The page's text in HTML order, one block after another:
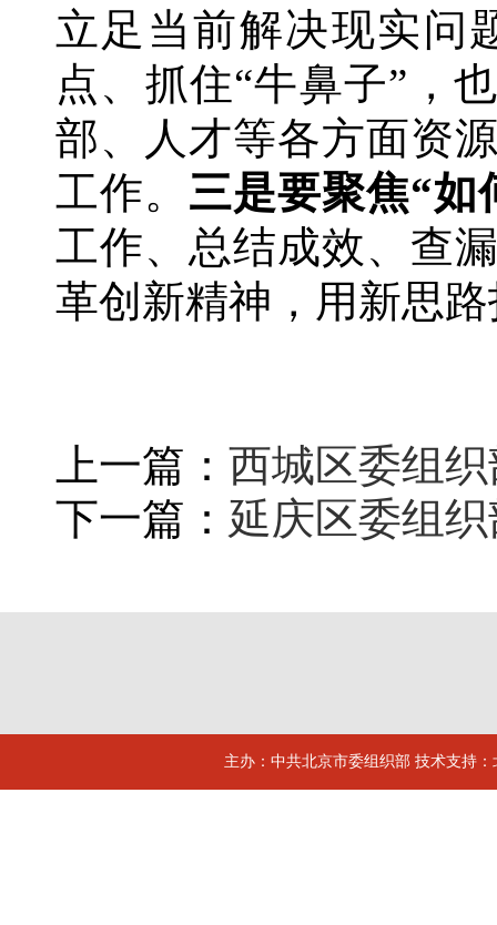
立足当前解决现实问
点、抓住“牛鼻子”，
部、人才等各方面资
工作。 三是要聚焦“如
工作、总结成效、查
革创新精神，用新思
上一篇： 西城区委组
下一篇： 延庆区委组
主办：中共北京市委组织部 技术支持